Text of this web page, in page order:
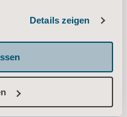
Details zeigen
application
zum klinischen Fokus